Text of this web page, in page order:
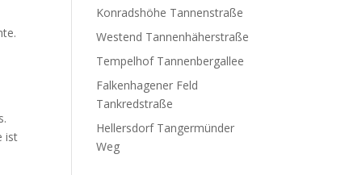
ist
Konradshöhe Tannenstraße
Westend Tannenhäherstraße
Tempelhof Tannenbergallee
Falkenhagener Feld
Tankredstraße
Hellersdorf Tangermünder
Weg